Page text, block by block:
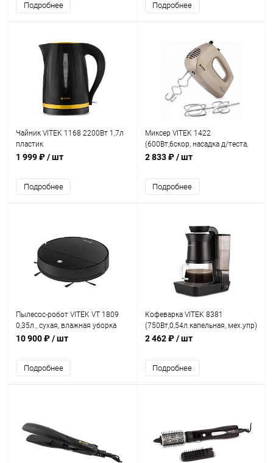
Подробнее Подробнее
Чайник VITEK 1168 2200Вт 1,7л
пластик
1 999 ₽/ шт
Подробнее
Миксер VITEK 1422
(600Вт,6скор, насадка д/теста,
венчик)
2 833 ₽/ шт
Подробнее
Пылесос-робот VITEK VT 1809
0,35л., сухая, влажная уборка
10 900 ₽/ шт
Подробнее
Кофеварка VITEK 8381
(750Вт,0,54л.капельная, мех.упр)
2 462 ₽/ шт
Подробнее